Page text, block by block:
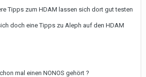
Tipps zum HDAM lassen sich dort gut testen
doch eine Tipps zu Aleph auf den HDAM
mal einen NONOS gehört ?